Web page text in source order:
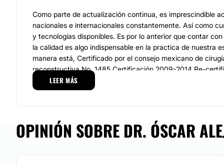
Como parte de actualización continua, es imprescindible
nacionales e internacionales constantemente. Así como
y tecnologías disponibles. Es por lo anterior que contar
la calidad es algo indispensable en la practica de nuestra
manera está, Certificado por el consejo mexicano de
reconstructiva No. 1485 Certificación 2009-2014 Re-
miembro de la asociación mexicana de cirugía plástica
son: Cirugía de la nariz o Rinoplastia, Cirugía de párpados
Estiramiento facial, Ginecomastia, Eliminar arrugas,
inyectables, Cirugía de labios, Abdominoplastia, Aumento
LEER MÁS
OPINIÓN SOBRE DR. ÓSCAR